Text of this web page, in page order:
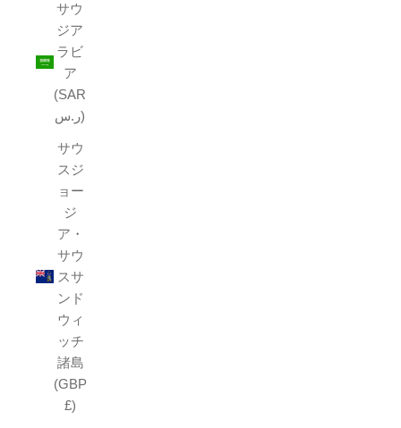
サウ
ジア
ラビ
ア
(SAR
ر.س)
サウ
スジ
ョー
ジ
ア・
サウ
スサ
ンド
ウィ
ッチ
諸島
(GBP
£)